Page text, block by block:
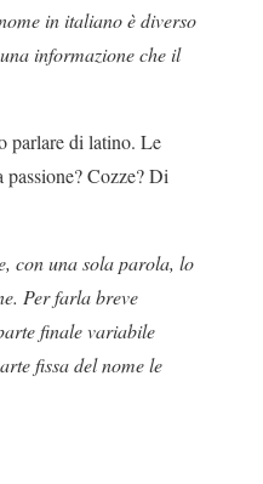
in italiano è diverso
informazione che il
parlare di latino. Le
Cozze? Di
con una sola parola, lo
Per farla breve
finale variabile
fissa del nome le